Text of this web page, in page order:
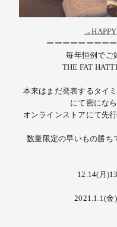
ーーーーーーーー
毎年恒例でご
THE FAT
本来はまだ発表するタイ
にて密にな
オンラインストアにて先
数量限定の早いもの勝ち
12.14(月
2021.1.1(金